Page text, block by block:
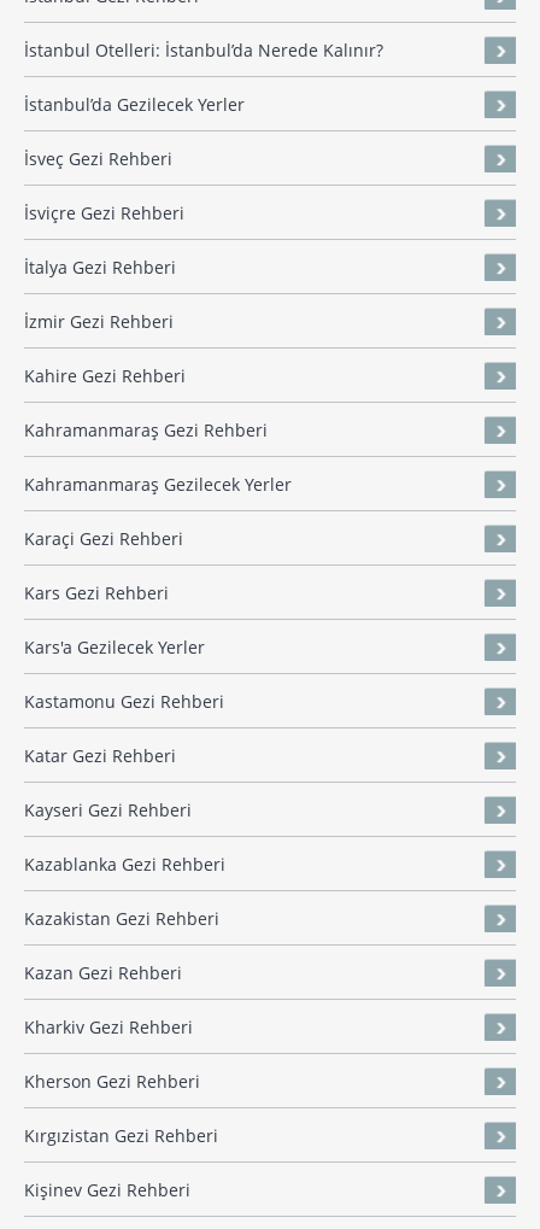
İstanbul Otelleri: İstanbul’da Nerede Kalınır?
İstanbul’da Gezilecek Yerler
İsveç Gezi Rehberi
İsviçre Gezi Rehberi
İtalya Gezi Rehberi
İzmir Gezi Rehberi
Kahire Gezi Rehberi
Kahramanmaraş Gezi Rehberi
Kahramanmaraş Gezilecek Yerler
Karaçi Gezi Rehberi
Kars Gezi Rehberi
Kars'a Gezilecek Yerler
Kastamonu Gezi Rehberi
Katar Gezi Rehberi
Kayseri Gezi Rehberi
Kazablanka Gezi Rehberi
Kazakistan Gezi Rehberi
Kazan Gezi Rehberi
Kharkiv Gezi Rehberi
Kherson Gezi Rehberi
Kırgızistan Gezi Rehberi
Kişinev Gezi Rehberi